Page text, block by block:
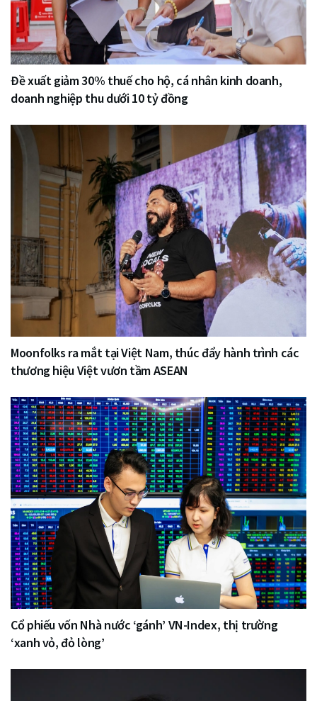
Đề xuất giảm 30% thuế cho hộ, cá nhân kinh doanh,
doanh nghiệp thu dưới 10 tỷ đồng
Moonfolks ra mắt tại Việt Nam, thúc đẩy hành trình các
thương hiệu Việt vươn tầm ASEAN
Cổ phiếu vốn Nhà nước ‘gánh’ VN-Index, thị trường
‘xanh vỏ, đỏ lòng’